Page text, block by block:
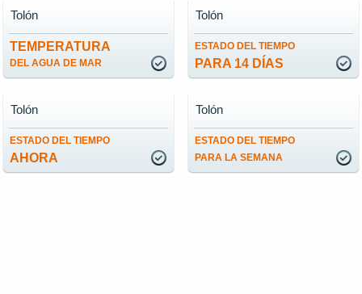
TEMPERATURA
DEL AGUA DE MAR
Tolón
ESTADO DEL TIEMPO
PARA 14 DÍAS
Tolón
ESTADO DEL TIEMPO
AHORA
Tolón
ESTADO DEL TIEMPO
PARA LA SEMANA
Tolón